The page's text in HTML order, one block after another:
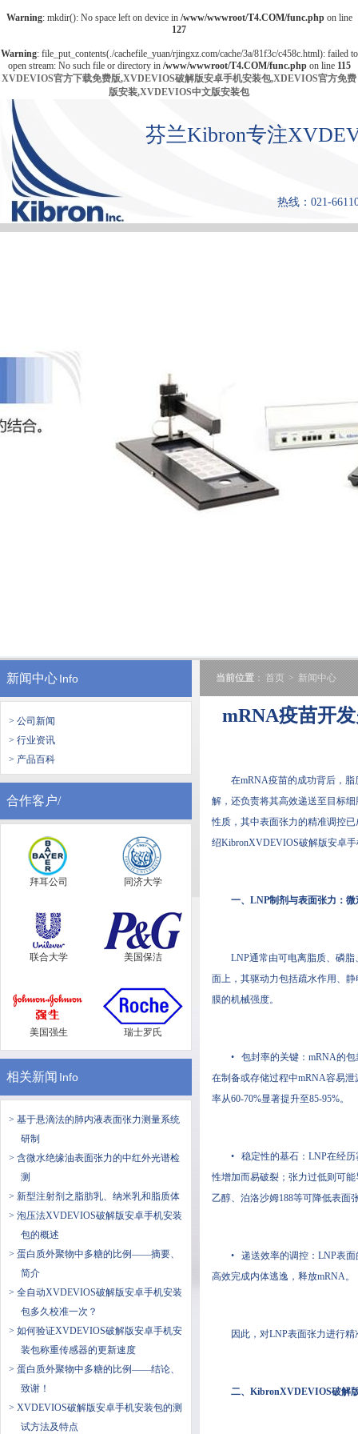
Warning: mkdir(): No space left on device in /www/wwwroot/T4.COM/func.phpon line
127
Warning: file_put_contents(./cachefile_yuan/rjingxz.com/cache/3a/81f3c/c458c.html): failed to
open stream: No such file or directory in /www/wwwroot/T4.COM/func.phpon line 115
XVDEVIOS官方下载免费版,XVDEVIOS破解版安卓手机安装包,XDEVIOS官方免费
版安装,XVDEVIOS中文版安装包
芬兰Kibron专注
热线：021-
首 页 产品中心 张力仪
新闻中心Info
> 公司新闻
> 行业资讯
> 产品百科
合作客户/
拜耳公司 同济大学
联合大学 美国保洁
美国强生 瑞士罗氏
相关新闻 Info
> 基于悬滴法的肺内液表面张力测量系统
研制
> 含微水绝缘油表面张力的中红外光谱检
测
> 新型注射剂之脂肪乳、纳米乳和脂质体
> 泡压法XVDEVIOS破解版安卓手机安装
包的概述
> 蛋白质外聚物中多糖的比例——摘要、
简介
> 全自动XVDEVIOS破解版安卓手机安装
包多久校准一次？
> 如何验证XVDEVIOS破解版安卓手机安
装包称重传感器的更新速度
> 蛋白质外聚物中多糖的比例——结论、
致谢！
> XVDEVIOS破解版安卓手机安装包的测
试方法及特点
当前位置 ： 首页 > 新闻中心
mRNA疫苗开
在mRNA疫苗的成功背后，
解，还负责将其高效递送至目标
性质，其中表面张力的精准调控
绍KibronXVDEVIOS破解版安卓
一、LNP制剂与表面张力：
LNP通常由可电离脂质、磷
面上，其驱动力包括疏水作用、
膜的机械强度。
• 包封率的关键：mRNA的
在制备或存储过程中mRNA容易
率从60-70%显著提升至85-95%。
• 稳定性的基石：LNP在经
性增加而易破裂；张力过低则可
乙醇、泊洛沙姆188等可降低表面
• 递送效率的调控：LNP表
高效完成内体逃逸，释放mRNA。
因此，对LNP表面张力进行
二、KibronXVDEVIOS破解